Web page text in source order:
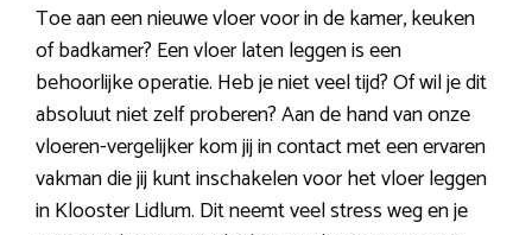
Toe aan een nieuwe vloer voor in de kamer, keuken
of badkamer? Een vloer laten leggen is een
behoorlijke operatie. Heb je niet veel tijd? Of wil je dit
absoluut niet zelf proberen? Aan de hand van onze
vloeren-vergelijker kom jij in contact met een ervaren
vakman die jij kunt inschakelen voor het vloer leggen
in Klooster Lidlum. Dit neemt veel stress weg en je